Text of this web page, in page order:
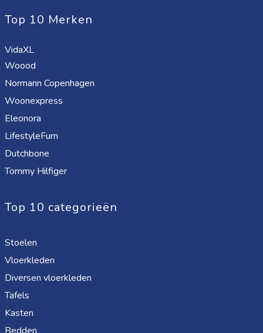
Top 10 Merken
VidaXL
Woood
Normann Copenhagen
Woonexpress
Eleonora
LifestyleFurn
Dutchbone
Tommy Hilfiger
Top 10 categorieën
Stoelen
Vloerkleden
Diversen vloerkleden
Tafels
Kasten